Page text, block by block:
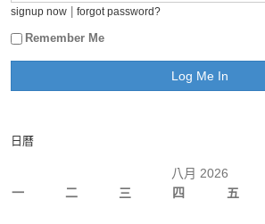
signup now forgot password?
Remember Me
日曆
八月 2026
一
二 三 四 五